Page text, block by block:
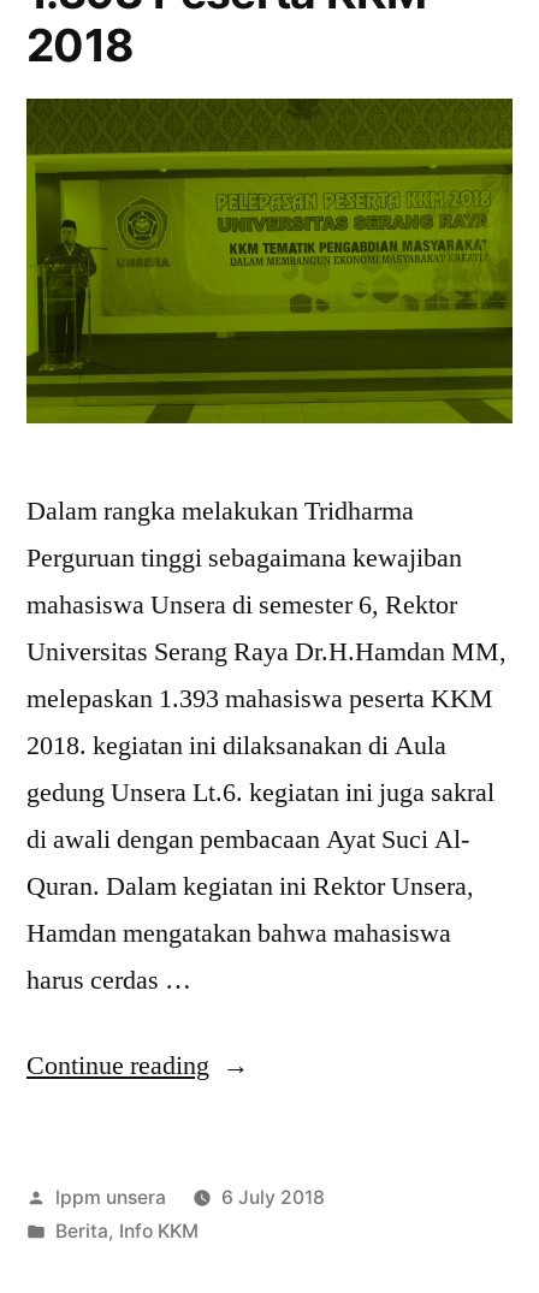
2018
Dalam rangka melakukan Tridharma
Perguruan tinggi sebagaimana kewajiban
mahasiswa Unsera di semester 6, Rektor
Universitas Serang Raya Dr.H.Hamdan MM,
melepaskan 1.393 mahasiswa peserta KKM
2018. kegiatan ini dilaksanakan di Aula
gedung Unsera Lt.6. kegiatan ini juga sakral
di awali dengan pembacaan Ayat Suci Al-
Quran. Dalam kegiatan ini Rektor Unsera,
Hamdan mengatakan bahwa mahasiswa
harus cerdas …
Continue reading “Unsera
Peserta
Posted
by
lppm unsera
6 July 2018
Posted
Berita, Info KKM